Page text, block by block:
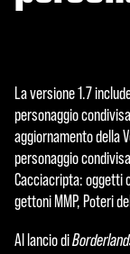
La versione 1.7
personaggio
aggiornamento della
personaggio
Cacciacripta: oggetti
gettoni MMP, Poteri
Al lancio di